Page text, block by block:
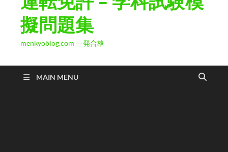
擬問題集
menkyoblog.com 一発合格
MAIN MENU